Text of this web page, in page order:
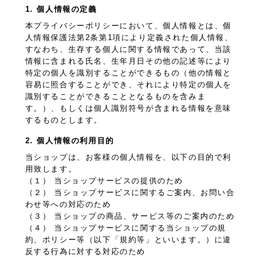
1. 個人情報の定義
本プライバシーポリシーにおいて、個人情報とは、個
人情報保護法第2条第1項により定義された個人情報、
すなわち、生存する個人に関する情報であって、当該
情報に含まれる氏名、生年月日その他の記述等により
特定の個人を識別することができるもの（他の情報と
容易に照合することができ、それにより特定の個人を
識別することができることとなるものを含みま
す。）、もしくは個人識別符号が含まれる情報を意味
するものとします。
2. 個人情報の利用目的
当ショップは、お客様の個人情報を、以下の目的で利
用致します。
（１） 当ショップサービスの提供のため
（２） 当ショップサービスに関するご案内、お問い合
わせ等への対応のため
（３） 当ショップの商品、サービス等のご案内のため
（４） 当ショップサービスに関する当ショップの規
約、ポリシー等（以下「規約等」といいます。）に違
反する行為に対する対応のため